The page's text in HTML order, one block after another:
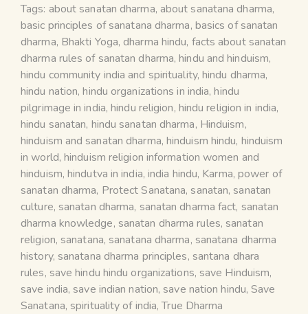
Tags: about sanatan dharma, about sanatana dharma,
basic principles of sanatana dharma, basics of sanatan
dharma, Bhakti Yoga, dharma hindu, facts about sanatan
dharma rules of sanatan dharma,hindu and hinduism,
hindu community india and spirituality,hindu dharma,
hindu nation,hindu organizations in india,hindu
pilgrimage in india,hindu religion, hindu religion in india,
hindu sanatan, hindu sanatan dharma, Hinduism,
hinduism and sanatan dharma, hinduism hindu, hinduism
in world,hinduism religion information women and
hinduism,hindutva in india, india hindu, Karma, power of
sanatan dharma, Protect Sanatana, sanatan, sanatan
culture, sanatan dharma, sanatan dharma fact, sanatan
dharma knowledge, sanatan dharma rules, sanatan
religion, sanatana, sanatana dharma, sanatana dharma
history, sanatana dharma principles, santana dhara
rules, save hindu hindu organizations, save Hinduism,
save india, save indian nation, save nation hindu,Save
Sanatana, spirituality of india,True Dharma